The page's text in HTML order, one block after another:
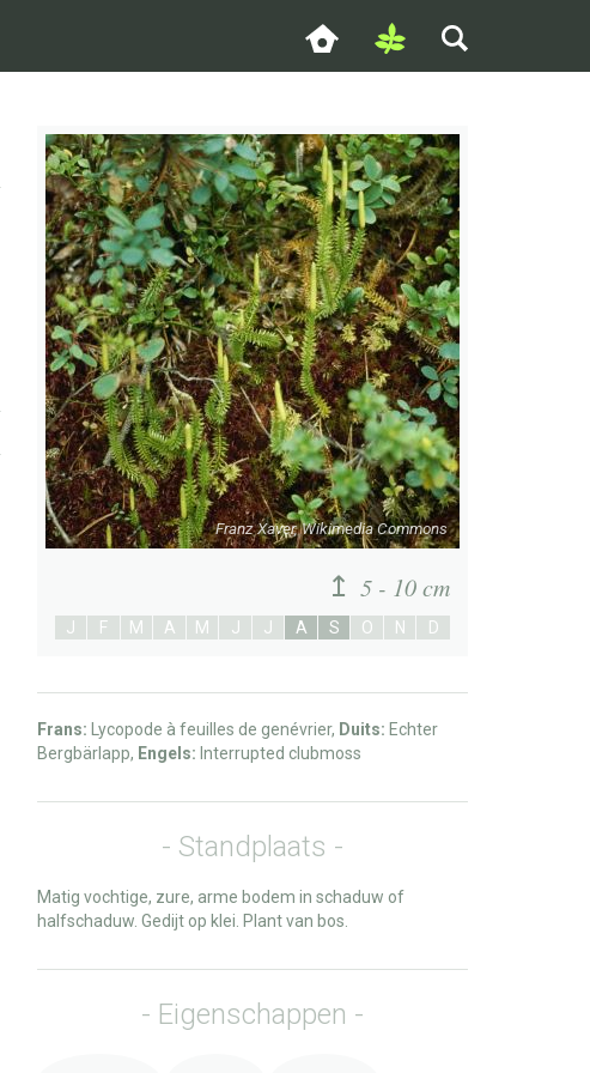
Franz Xaver, Wikimedia Commons
5 - 10 cm
J F M A M J J A S O N D
Frans: Lycopode à feuilles de genévrier, Duits: Echter
Bergbärlapp, Engels: Interrupted clubmoss
Standplaats
Matig vochtige, zure, arme bodem in schaduw of
halfschaduw. Gedijt op klei. Plant van bos.
Eigenschappen